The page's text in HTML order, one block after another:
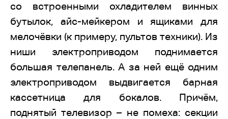
со встроенными охладителем винных
бутылок, айс-мейкером и ящиками для
мелочёвки (к примеру, пультов техники). Из
ниши электроприводом поднимается
большая телепанель. А за ней ещё одним
электроприводом выдвигается барная
кассетница для бокалов. Причём,
поднятый телевизор – не помеха: секции